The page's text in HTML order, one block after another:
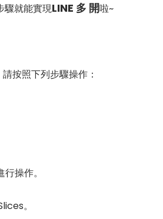
驟就能實現LINE 多 開啦~
按照下列步驟操作：
操作。
。